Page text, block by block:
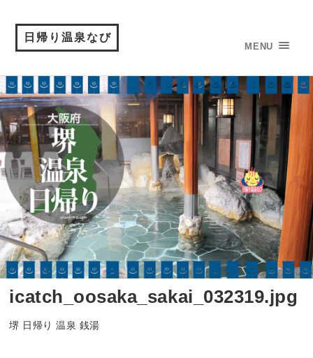
日帰り温泉なび
MENU
icatch_oosaka_sakai_032319.jpg
堺 日帰り 温泉 銭湯